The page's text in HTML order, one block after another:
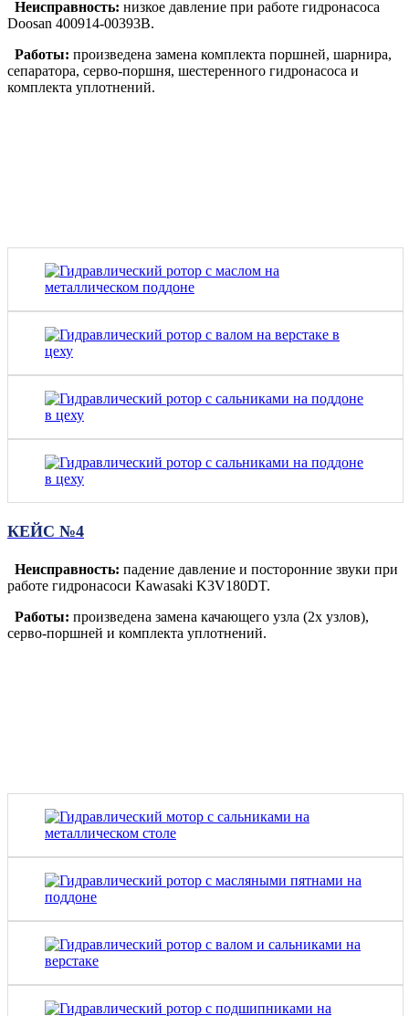
Неисправность: низкое давление при работе гидронасоса
Doosan 400914-00393B.
Работы: произведена замена комплекта поршней, шарнира,
сепаратора, серво-поршня, шестеренного гидронасоса и
комплекта уплотнений.
КЕЙС №4
Неисправность: падение давление и посторонние звуки при
работе гидронасоси Kawasaki K3V180DT.
Работы: произведена замена качающего узла (2х узлов),
серво-поршней и комплекта уплотнений.